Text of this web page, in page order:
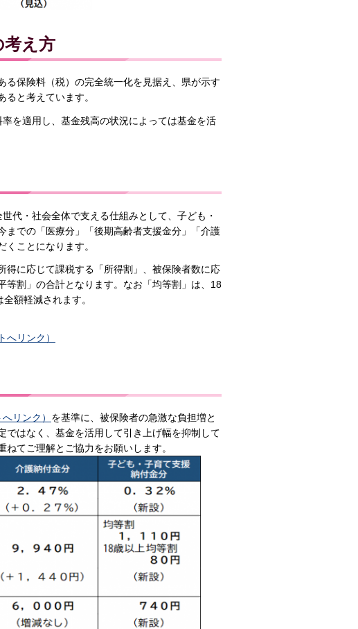
考え方
保険料（税）の完全統一化を見据え、県が示す
ると考えています。
を適用し、基金残高の状況によっては基金を活
代・社会全体で支える仕組みとして、子ども・
までの「医療分」「後期高齢者支援金分」「介護
ことになります。
得に応じて課税する「所得割」、被保険者数に応
等割」の合計となります。なお「均等割」は、18
額軽減されます。
リンク）
リンク） を基準に、被保険者の急激な負担増と
はなく、基金を活用して引き上げ幅を抑制して
てご理解とご協力をお願いします。